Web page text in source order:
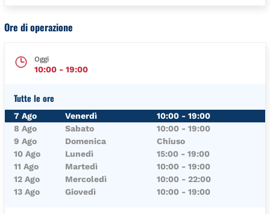
Ore di operazione
Oggi
10:00 - 19:00
Tutte le ore
Giorno della Settimana
7 Ago Venerdì 10:00 - 19:00
8 Ago
Sabato 10:00 - 19:00
9 Ago
Domenica
Chiuso
10 Ago
Lunedì 15:00 - 19:00
11 Ago
Martedì 10:00 - 19:00
12 Ago
Mercoledì 10:00 - 22:00
13 Ago
Giovedì 10:00 - 19:00